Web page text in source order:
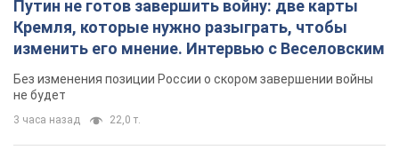
Путин не готов завершить войну: две карты
Кремля, которые нужно разыграть, чтобы
изменить его мнение. Интервью с Веселовским
Без изменения позиции России о скором завершении войны
не будет
3 часа назад 22,0 т.